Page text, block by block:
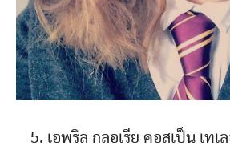
5. เอพริล กลอเรีย คอสเป็น เทเ